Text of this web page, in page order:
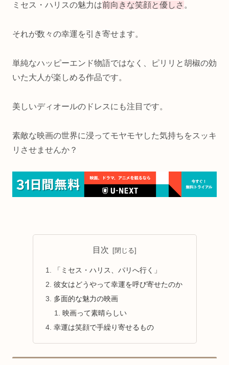
ミセス・ハリスの魅力は前向きな笑顔と優しさ 。
それが数々の幸運を引き寄せます。
単純なハッピーエンド物語ではなく、ピリリと胡椒の効
いた大人が楽しめる作品です。
美しいディオールのドレスにも注目です。
素敵な映画の世界に浸ってモヤモヤした気持ちをスッキ
リさせませんか？
目次
「ミセス・ハリス、パリへ行く」
彼女はどうやって幸運を呼び寄せたのか
多面的な魅力の映画
映画って素晴らしい
幸運は笑顔で手繰り寄せるもの